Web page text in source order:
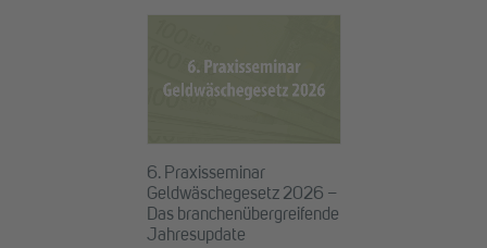
6. Praxisseminar
Geldwäschegesetz 2026 –
Das branchenübergreifende
Jahresupdate